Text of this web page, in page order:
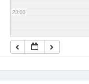
23:00